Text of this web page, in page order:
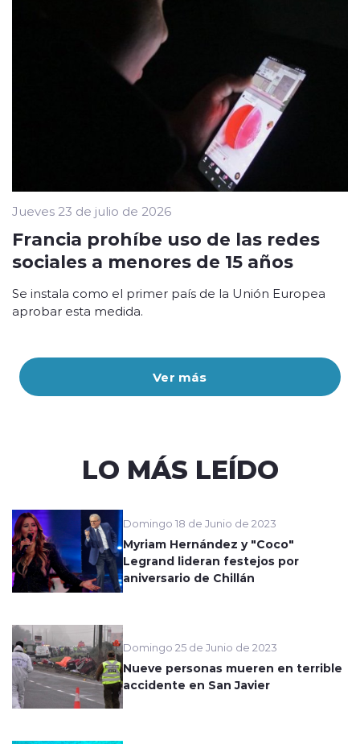
Ver más
Jueves 23 de julio de 2026
Francia prohíbe uso de las redes
sociales a menores de 15 años
Se instala como el primer país de la Unión Europea
aprobar esta medida.
LO MÁS LEÍDO
Domingo 18 de Junio de 2023
Myriam Hernández y "Coco"
Legrand lideran festejos por
aniversario de Chillán
Domingo 25 de Junio de 2023
Nueve personas mueren en terrible
accidente en San Javier